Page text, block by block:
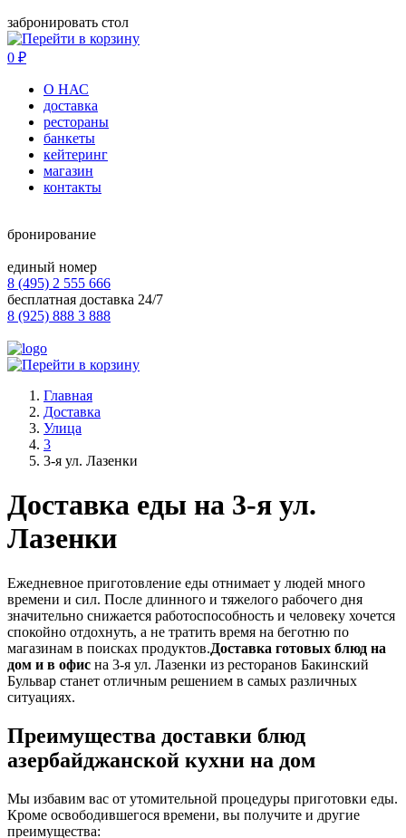
забронировать стол
0 ₽
О НАС
доставка
рестораны
банкеты
кейтеринг
магазин
контакты
бронирование
единый номер
8 (495) 2 555 666
бесплатная доставка 24/7
8 (925) 888 3 888
Главная
Доставка
Улица
3
3-я ул. Лазенки
Доставка еды на 3-я ул.
Лазенки
Ежедневное приготовление еды отнимает у людей много
времени и сил. После длинного и тяжелого рабочего дня
значительно снижается работоспособность и человеку хочется
спокойно отдохнуть, а не тратить время на беготню по
магазинам в поисках продуктов.Доставка готовых блюд на
дом и в офис на 3-я ул. Лазенки из ресторанов Бакинский
Бульвар станет отличным решением в самых различных
ситуациях.
Преимущества доставки блюд
азербайджанской кухни на дом
Мы избавим вас от утомительной процедуры приготовки еды.
Кроме освободившегося времени, вы получите и другие
преимущества: